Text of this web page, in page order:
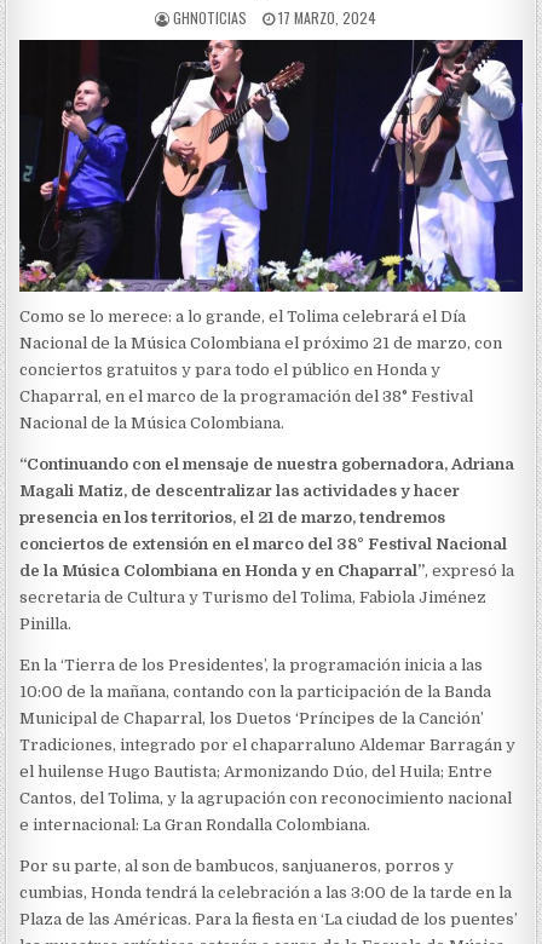
AUTHOR:
GHNOTICIAS
PUBLISHED
DATE:
17 MARZO, 2024
Como se lo merece: a lo grande, el Tolima celebrará el Día
Nacional de la Música Colombiana el próximo 21 de marzo, con
conciertos gratuitos y para todo el público en Honda y
Chaparral, en el marco de la programación del 38° Festival
Nacional de la Música Colombiana.
“Continuando con el mensaje de nuestra gobernadora, Adriana
Magali Matiz, de descentralizar las actividades y hacer
presencia en los territorios, el 21 de marzo, tendremos
conciertos de extensión en el marco del 38° Festival Nacional
de la Música Colombiana en Honda y en Chaparral”, expresó la
secretaria de Cultura y Turismo del Tolima, Fabiola Jiménez
Pinilla.
En la ‘Tierra de los Presidentes’, la programación inicia a las
10:00 de la mañana, contando con la participación de la Banda
Municipal de Chaparral, los Duetos ‘Príncipes de la Canción’
Tradiciones, integrado por el chaparraluno Aldemar Barragán y
el huilense Hugo Bautista; Armonizando Dúo, del Huila; Entre
Cantos, del Tolima, y la agrupación con reconocimiento nacional
e internacional: La Gran Rondalla Colombiana.
Por su parte, al son de bambucos, sanjuaneros, porros y
cumbias, Honda tendrá la celebración a las 3:00 de la tarde en la
Plaza de las Américas. Para la fiesta en ‘La ciudad de los puentes’